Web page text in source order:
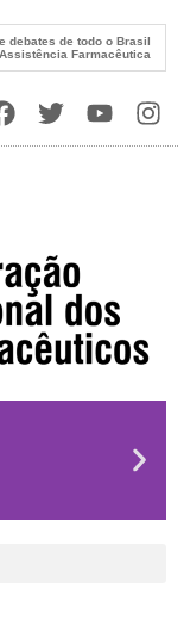
debates de todo o Brasil
Farmacêutica